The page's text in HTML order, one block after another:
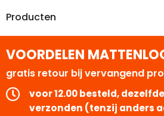
Producten
VOORDELEN
gratis retour bij vervangend
voor 12.00 besteld,
verzonden (tenzij anders